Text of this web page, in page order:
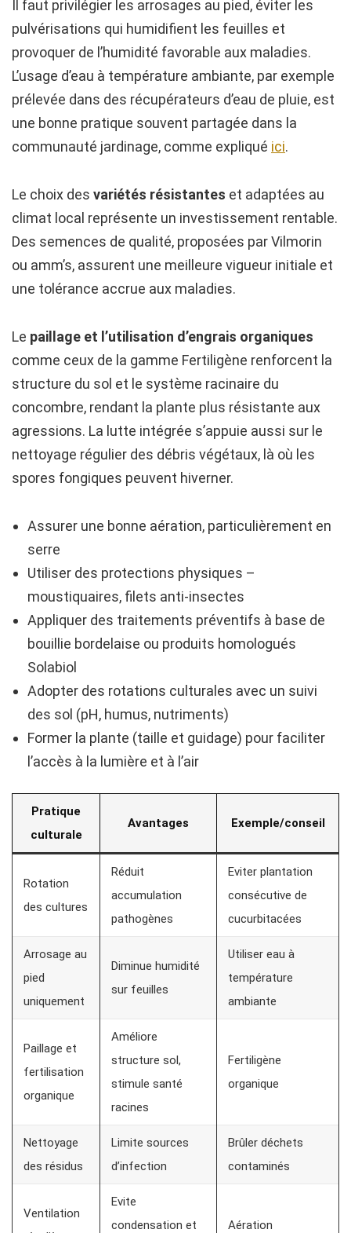
Il faut privilégier les arrosages au pied, éviter les
pulvérisations qui humidifient les feuilles et
provoquer de l’humidité favorable aux maladies.
L’usage d’eau à température ambiante, par exemple
prélevée dans des récupérateurs d’eau de pluie, est
une bonne pratique souvent partagée dans la
communauté jardinage, comme expliqué ici.
Le choix des variétés résistantes et adaptées au
climat local représente un investissement rentable.
Des semences de qualité, proposées par Vilmorin
ou amm’s, assurent une meilleure vigueur initiale et
une tolérance accrue aux maladies.
Le paillage et l’utilisation d’engrais organiques
comme ceux de la gamme Fertiligène renforcent la
structure du sol et le système racinaire du
concombre, rendant la plante plus résistante aux
agressions. La lutte intégrée s’appuie aussi sur le
nettoyage régulier des débris végétaux, là où les
spores fongiques peuvent hiverner.
Assurer une bonne aération, particulièrement en
serre
Utiliser des protections physiques –
moustiquaires, filets anti-insectes
Appliquer des traitements préventifs à base de
bouillie bordelaise ou produits homologués
Solabiol
Adopter des rotations culturales avec un suivi
des sol (pH, humus, nutriments)
Former la plante (taille et guidage) pour faciliter
l’accès à la lumière et à l’air
Pratique
culturale
Avantages Exemple/conseil
Rotation
des cultures
Réduit
accumulation
pathogènes
Eviter plantation
consécutive de
cucurbitacées
Arrosage au
pied
uniquement
Diminue humidité
sur feuilles
Utiliser eau à
température
ambiante
Paillage et
fertilisation
organique
Améliore
structure sol,
stimule santé
racines
Fertiligène
organique
Nettoyage
des résidus
Limite sources
d’infection
Brûler déchets
contaminés
Ventilation
Evite
condensation et
Aération